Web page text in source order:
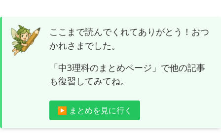
ここまで読んでくれてありがとう！おつ
かれさまでした。
「中3理科のまとめページ」で他の記事
も復習してみてね。
▶ まとめを見に行く